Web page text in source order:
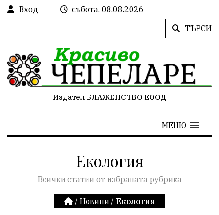
Вход
събота, 08.08.2026
ТЪРСИ
Издател БЛАЖЕНСТВО ЕООД
МЕНЮ
Екология
Всички статии от избраната рубрика
/ Новини / Екология